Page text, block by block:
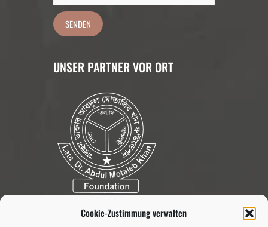
Cookie-Zustimmung verwalten
UNSER PARTNER VOR ORT